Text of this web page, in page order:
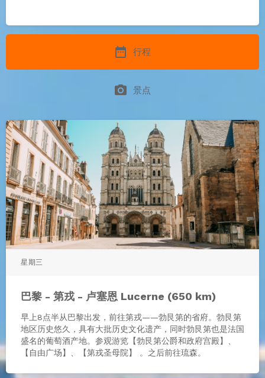
date_range 行程
photo_camera 景点
星期三
巴黎 - 第戎 - 卢塞恩 Lucerne (650 km)
早上8点半从巴黎出发，前往第戎——勃艮第的省府。勃艮第
地区历史悠久，具有大批历史文化遗产，同时勃艮第也是法国
盛名的葡萄酒产地。参观游览【勃艮第公爵和政府宫殿】、
【自由广场】、【第戎圣母院】 。之后前往琉森。